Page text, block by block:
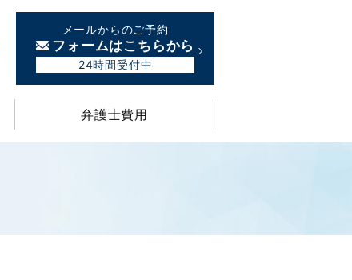
メールからのご予約
フォームはこちらから
24時間受付中
弁護士費用